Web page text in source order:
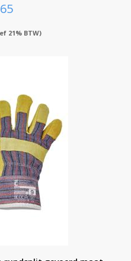
21% BTW)